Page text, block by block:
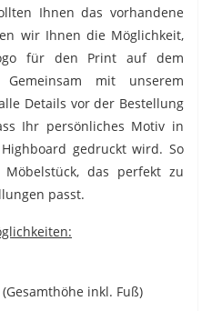
Ihnen das vorhandene
wir Ihnen die Möglichkeit,
für den Print auf dem
Gemeinsam mit unserem
Details vor der Bestellung
Ihr persönliches Motiv in
gedruckt wird. So
das perfekt zu
passt.
inkl. Fuß)